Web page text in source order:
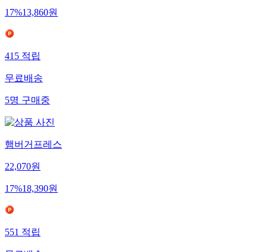
17%13,860원
415적립
무료배송
5명구매중
햄버거프레스
22,070원
17%18,390원
551적립